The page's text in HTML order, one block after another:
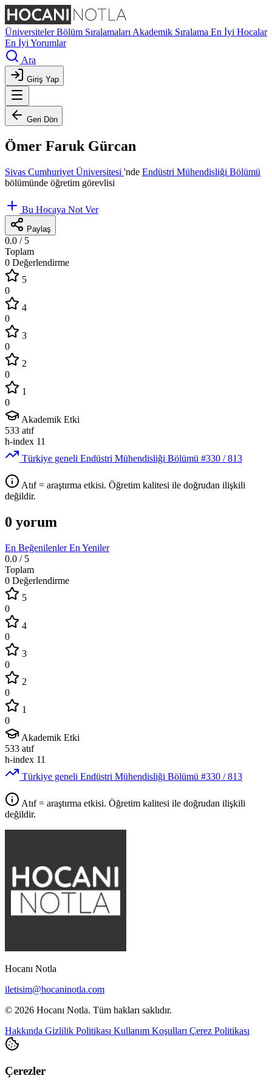
ÜniversitelerBölüm Sıralamaları Akademik Sıralama En İyi Hocalar
En İyi Yorumlar
Ara
Giriş Yap
Geri Dön
Ömer Faruk Gürcan
Sivas Cumhuriyet Üniversitesi 'nde Endüstri Mühendisliği Bölümü
bölümünde öğretim görevlisi
Bu Hocaya Not Ver
Paylaş
0.0 / 5
Toplam
0 Değerlendirme
5
0
4
0
3
0
2
0
1
0
Akademik Etki
533 atıf
h-index 11
Türkiye geneli Endüstri Mühendisliği Bölümü #330 / 813
Atıf = araştırma etkisi. Öğretim kalitesi ile doğrudan ilişkili
değildir.
0 yorum
En BeğenilenlerEn Yeniler
0.0 / 5
Toplam
0 Değerlendirme
5
0
4
0
3
0
2
0
1
0
Akademik Etki
533 atıf
h-index 11
Türkiye geneli Endüstri Mühendisliği Bölümü #330 / 813
Atıf = araştırma etkisi. Öğretim kalitesi ile doğrudan ilişkili
değildir.
Hocanı Notla
iletisim@hocaninotla.com
© 2026 Hocanı Notla. Tüm hakları saklıdır.
Hakkında Gizlilik Politikası Kullanım Koşulları Çerez Politikası
Çerezler